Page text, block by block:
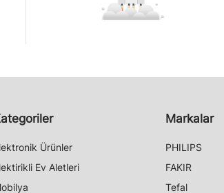
Ürünler
Ev Aletleri
Markalar
PHILIPS
FAKIR
Tefal